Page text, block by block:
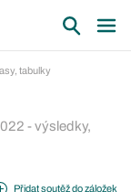
tabulky
- výsledky,
Přidat soutěž do záložek